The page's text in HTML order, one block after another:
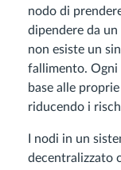
nodo di
dipendere da
non esiste un
fallimento. Ogni
base alle
riducendo i
I nodi in un
decentralizzato